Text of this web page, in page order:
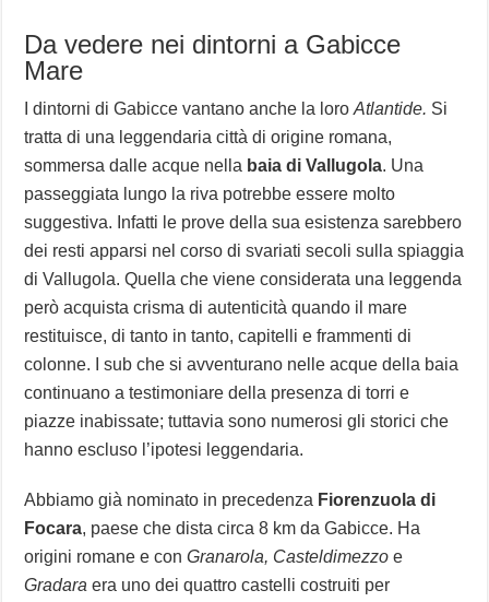
Da vedere nei dintorni a Gabicce
Mare
I dintorni di Gabicce vantano anche la loroAtlantide. Si
tratta di una leggendaria città di origine romana,
sommersa dalle acque nella baia di Vallugola. Una
passeggiata lungo la riva potrebbe essere molto
suggestiva. Infatti le prove della sua esistenza sarebbero
dei resti apparsi nel corso di svariati secoli sulla spiaggia
di Vallugola. Quella che viene considerata una leggenda
però acquista crisma di autenticità quando il mare
restituisce, di tanto in tanto, capitelli e frammenti di
colonne. I sub che si avventurano nelle acque della baia
continuano a testimoniare della presenza di torri e
piazze inabissate; tuttavia sono numerosi gli storici che
hanno escluso l’ipotesi leggendaria.
Abbiamo già nominato in precedenza Fiorenzuola di
Focara, paese che dista circa 8 km da Gabicce. Ha
origini romane e conGranarola, Casteldimezzo e
Gradara era uno dei quattro castelli costruiti per